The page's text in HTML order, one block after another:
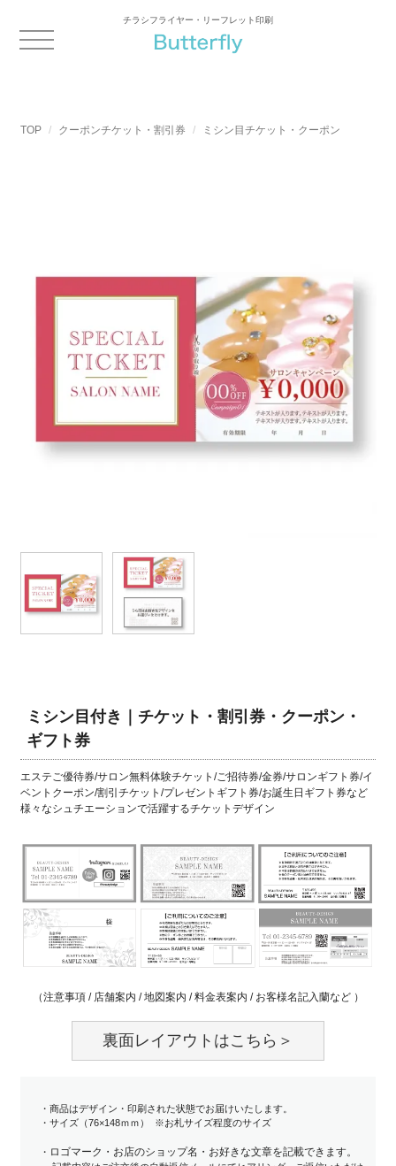
チラシフライヤー・リーフレット印刷
TOP クーポンチケット・割引券 ミシン目チケット・クーポン
ミシン目付き｜チケット・割引券・クーポン・
ギフト券
エステご優待券/サロン無料体験チケット/ご招待券/金券/サロンギフト券/イ
ベントクーポン/割引チケット/プレゼントギフト券/お誕生日ギフト券など
様々なシュチエーションで活躍するチケットデザイン
（注意事項 / 店舗案内 / 地図案内 / 料金表案内 / お客様名記入蘭など ）
裏面レイアウトはこちら＞
・商品はデザイン・印刷された状態でお届けいたします。
・サイズ（76×148ｍｍ） ※お札サイズ程度のサイズ
・ ロゴマーク・お店のショップ名・お好きな文章を記載できます。